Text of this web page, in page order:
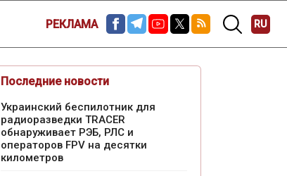
РЕКЛАМА RU
Последние новости
Украинский беспилотник для
радиоразведки TRACER
обнаруживает РЭБ, РЛС и
операторов FPV на десятки
километров